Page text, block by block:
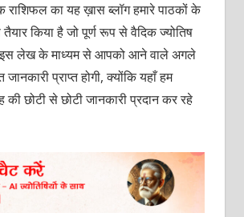
राशिफल का यह ख़ास ब्लॉग हमारे पाठकों के
किया है जो पूर्ण रूप से वैदिक ज्योतिष
इस लेख के माध्यम से आपको आने वाले अगले
जानकारी प्राप्त होगी, क्योंकि यहाँ हम
छोटी से छोटी जानकारी प्रदान कर रहे